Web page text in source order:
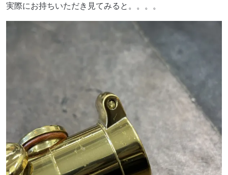
実際にお持ちいただき見てみると。。。。